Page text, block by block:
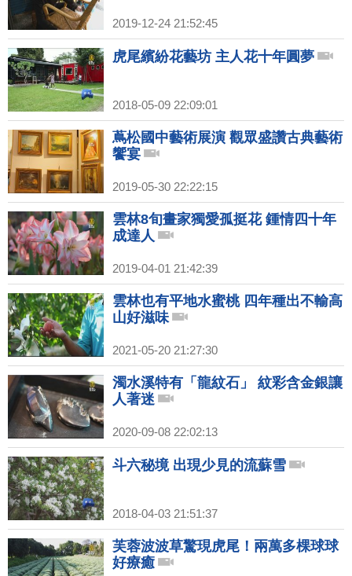
2019-12-24 21:52:45
虎尾繽紛花藝坊 主人花十年圓夢
2018-05-09 22:09:01
蔦松國中藝術展演 觀眾盛讚古典藝術
饗宴
2019-05-30 22:22:15
雲林8旬畫家獨愛孤挺花 鍾情四十年
成達人
2019-04-01 21:42:39
雲林也有平地水蜜桃 四年種出不輸高
山好滋味
2021-05-20 21:27:30
濁水溪特有「龍紋石」 紋彩含金銀讓
人著迷
2020-09-08 22:02:13
斗六秘境 出現少見的流蘇雪
2018-04-03 21:51:37
芙蓉波波草驚現虎尾！兩萬多棵球球
好療癒